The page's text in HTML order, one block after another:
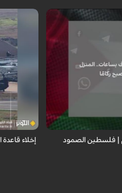
جهزت كل شيء من ذهب
القصف منزل زوجها
| فلسطين الصمود
أكدت مصادر
اللوجستي
إخلاء